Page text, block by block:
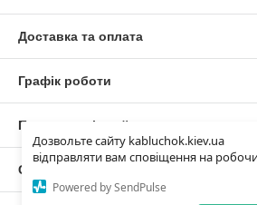
Дозвольте сайту kabluchok.kiev.ua
відправляти вам сповіщення на
Powered by SendPulse
Доставка та оплата
Графік роботи
Повна версія сайту
Сайт створено на маркетплейсі